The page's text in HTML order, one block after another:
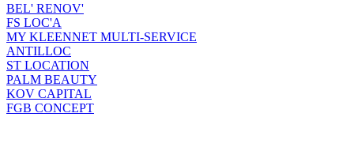
BEL' RENOV'
FS LOC'A
MY KLEENNET MULTI-SERVICE
ANTILLOC
ST LOCATION
PALM BEAUTY
KOV CAPITAL
FGB CONCEPT